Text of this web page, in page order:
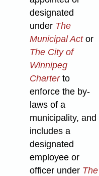
designated
under The
Municipal Act or
The City of
Winnipeg
Charter to
enforce the by-
laws of a
municipality, and
includes a
designated
employee or
officer under The